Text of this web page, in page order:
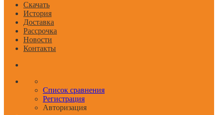
Скачать
История
Доставка
Рассрочка
Новости
Контакты
Список сравнения
Регистрация
Авторизация